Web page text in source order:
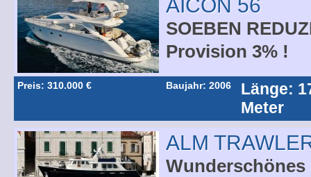
AICON 56
SOEBEN
Provision 3% !
Preis: 310.000 € Baujahr: 2006
Länge:
Meter
ALM